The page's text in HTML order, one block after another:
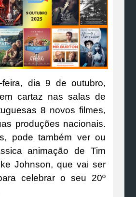
feira, dia 9 de outubro,
cartaz nas salas de
8 novos filmes,
produções nacionais.
pode também ver ou
animação de Tim
Johnson, que vai ser
celebrar o seu 20º